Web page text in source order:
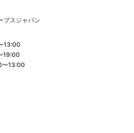
ブスジャパン
13:00
19:00
〜13:00